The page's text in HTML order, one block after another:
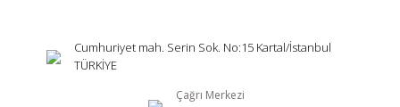
Cumhuriyet mah. Serin Sok. No:15 Kartal/İstanbul
TÜRKİYE
Çağrı Merkezi